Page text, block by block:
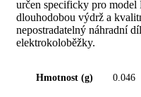
určen specificky pro
dlouhodobou výdrž a
nepostradatelný náhradní
elektrokoloběžky.
Hmotnost (g) 0.046